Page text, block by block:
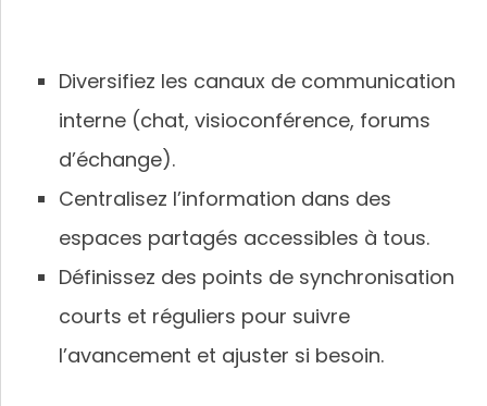
Diversifiez les canaux de communication
interne (chat, visioconférence, forums
d’échange).
Centralisez l’information dans des
espaces partagés accessibles à tous.
Définissez des points de synchronisation
courts et réguliers pour suivre
l’avancement et ajuster si besoin.